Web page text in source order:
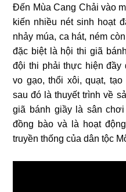
Đến Mùa Cang Chải vào
kiến nhiều nét sinh hoạt
nhảy múa, ca hát, ném
đặc biệt là hội thi giã
đội thi phải thực hiện đầy
vo gạo, thổi xôi, quạt,
sau đó là thuyết trình về
giã bánh giầy là sân
đồng bào và là hoạt
truyền thống của dân tộc